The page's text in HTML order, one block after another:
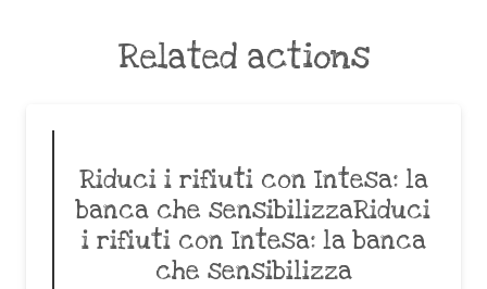
Related actions
Riduci i rifiuti con Intesa: la
banca che sensibilizzaRiduci
i rifiuti con Intesa: la banca
che sensibilizza